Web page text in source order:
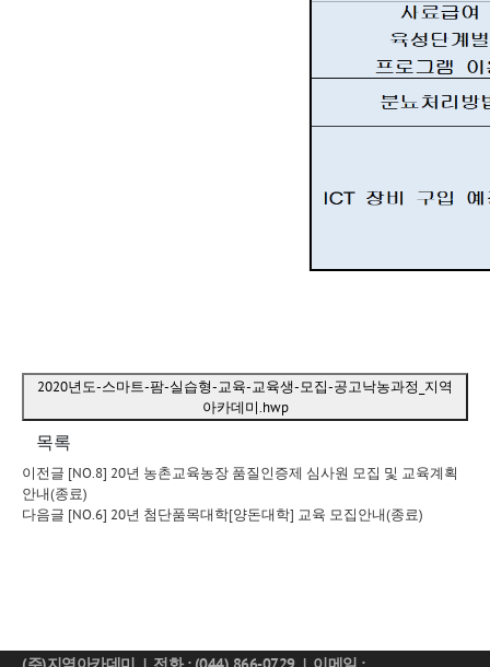
2020년도-스마트-팜-실습형-교육-교육생-모집-공고낙농과정_지역
아카데미.hwp
목록
이전글 [NO.8] 20년 농촌교육농장 품질인증제 심사원 모집 및 교육계획
안내(종료)
다음글 [NO.6] 20년 첨단품목대학[양돈대학] 교육 모집안내(종료)